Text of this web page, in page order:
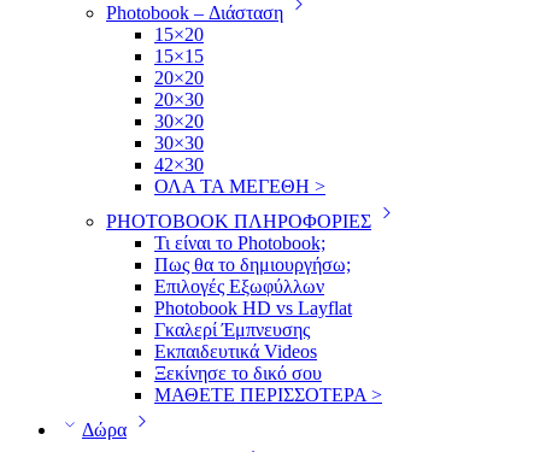
Photobook – Διάσταση
15×20
15×15
20×20
20×30
30×20
30×30
42×30
ΟΛΑ ΤΑ ΜΕΓΕΘΗ >
PHOTOBOOK ΠΛΗΡΟΦΟΡΙΕΣ
Τι είναι το Photobook;
Πως θα το δημιουργήσω;
Επιλογές Εξωφύλλων
Photobook HD vs Layflat
Γκαλερί Έμπνευσης
Εκπαιδευτικά Videos
Ξεκίνησε το δικό σου
ΜΑΘΕΤΕ ΠΕΡΙΣΣΟΤΕΡΑ >
Δώρα